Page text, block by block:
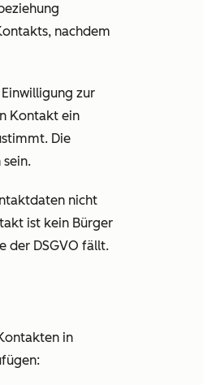
nachdem
zur
Kontakt ein
Die
nicht
ist kein Bürger
der DSGVO fällt.
in